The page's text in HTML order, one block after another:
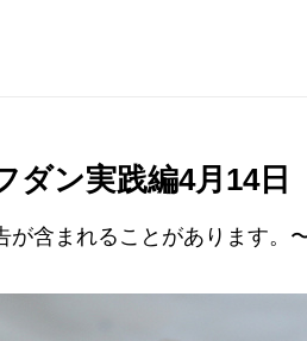
ダン実践編4月14日
が含まれることがあります。